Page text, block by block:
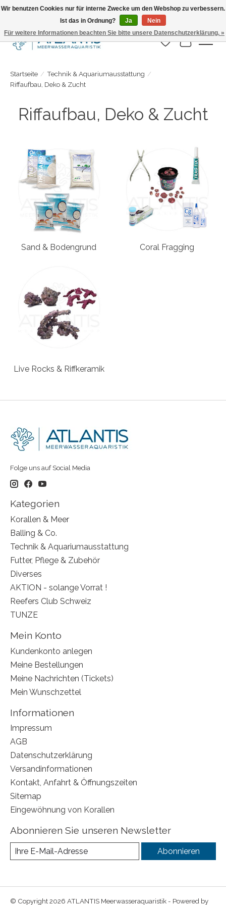
Täglicher Versand. Bestelle bis 15.00 Uhr
Wunschzettel
Ihr
Startseite / Technik & Aquariumausstattung /
Riffaufbau, Deko & Zucht
Riffaufbau, Deko & Zucht
Sand & Bodengrund Coral Fragging
Live Rocks & Riffkeramik
Folge uns auf Social Media
Kategorien
Korallen & Meer
Balling & Co.
Technik & Aquariumausstattung
Futter, Pflege & Zubehör
Diverses
AKTION - solange Vorrat !
Reefers Club Schweiz
TUNZE
Mein Konto
Kundenkonto anlegen
Meine Bestellungen
Meine Nachrichten (Tickets)
Mein Wunschzettel
Informationen
Impressum
AGB
Datenschutzerklärung
Versandinformationen
Kontakt, Anfahrt & Öffnungszeiten
Sitemap
Eingewöhnung von Korallen
Abonnieren Sie unseren Newsletter
Abonnieren
© Copyright 2026 ATLANTIS Meerwasseraquaristik - Powered by
Wir benutzen Cookies nur für interne Zwecke um den Webshop zu verbessern.
Ist das in Ordnung?
Ja
Nein
Für weitere Informationen beachten Sie bitte unsere Datenschutzerklärung. »